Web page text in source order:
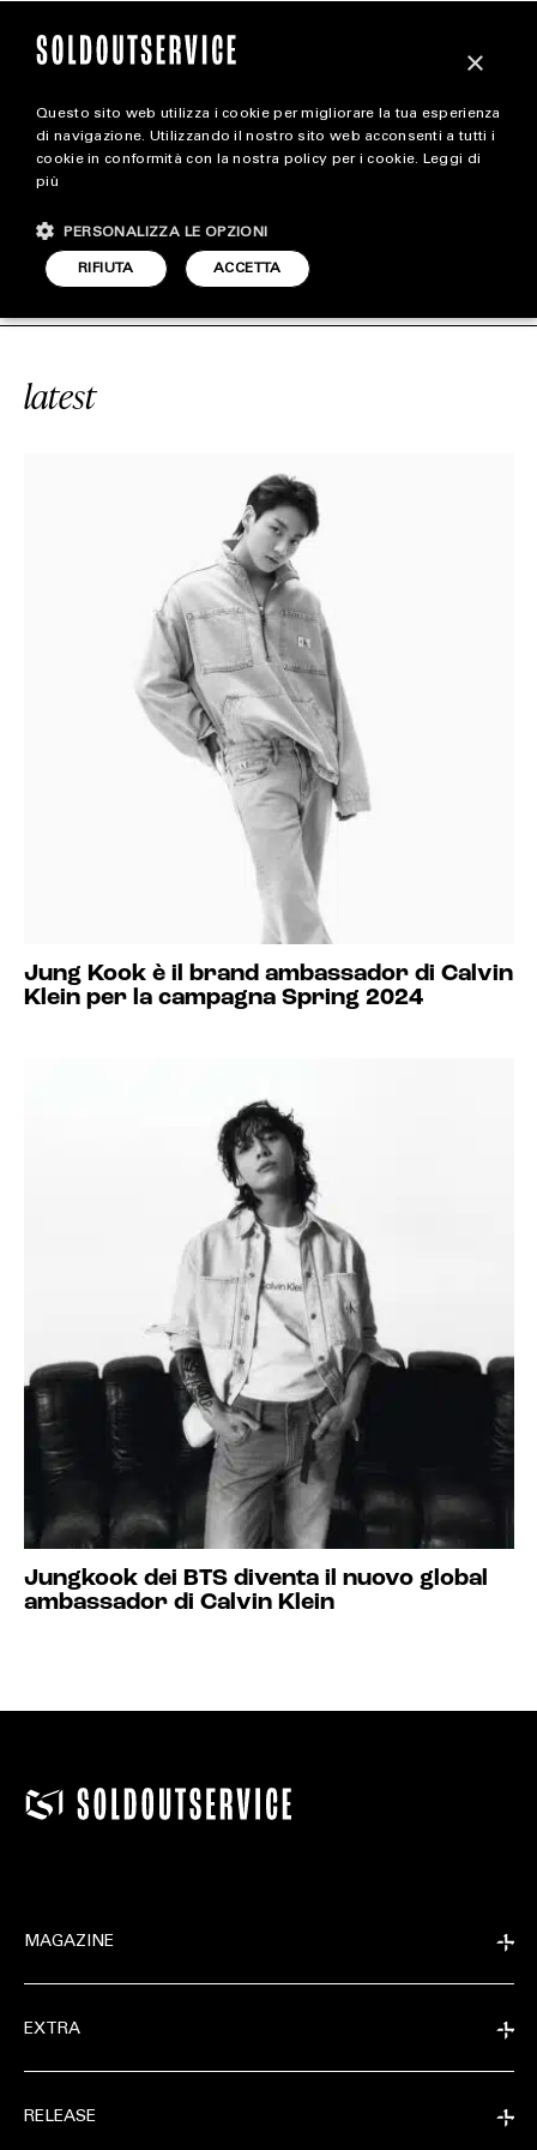
magazine
STYLE
FOOTWEAR
#JUNGKOOK
latest
Jung Kook è il brand ambassador di Calvin
Klein per la campagna Spring 2024
Jungkook dei BTS diventa il nuovo global
ambassador di Calvin Klein
MAGAZINE
EXTRA
RELEASE
×
Questo sito web utilizza i cookie per migliorare la tua esperienza
di navigazione. Utilizzando il nostro sito web acconsenti a tutti i
cookie in conformità con la nostra policy per i cookie. Leggi di
più
ACCETTA
RIFIUTA
PERSONALIZZA LE OPZIONI